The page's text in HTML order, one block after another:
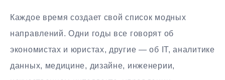
Каждое время создает свой список модных
направлений. Одни годы все говорят об
экономистах и юристах, другие — об IT, аналитике
данных, медицине, дизайне, инженерии,